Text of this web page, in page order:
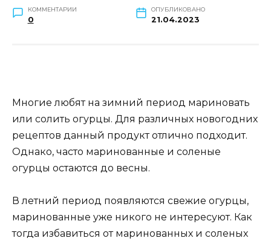
КОММЕНТАРИИ
0
ОПУБЛИКОВАНО
21.04.2023
Многие любят на зимний период мариновать
или солить огурцы. Для различных новогодних
рецептов данный продукт отлично подходит.
Однако, часто маринованные и соленые
огурцы остаются до весны.
В летний период появляются свежие огурцы,
маринованные уже никого не интересуют. Как
тогда избавиться от маринованных и соленых